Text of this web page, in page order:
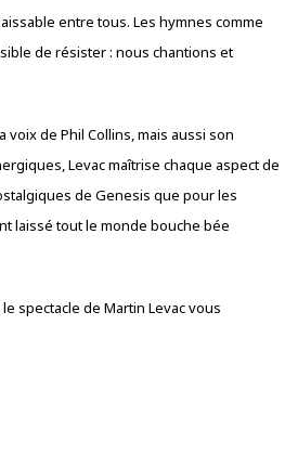
entre tous. Les hymnes comme
de résister : nous chantions et
de Phil Collins, mais aussi son
Levac maîtrise chaque aspect de
de Genesis que pour les
laissé tout le monde bouche bée
spectacle de Martin Levac vous